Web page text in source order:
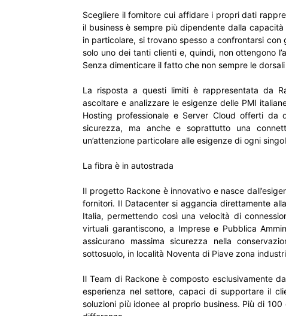
Scegliere il fornitore cui affidare i propri dati
il business è sempre più dipendente dalla
in particolare, si trovano spesso a confrontarsi
solo uno dei tanti clienti e, quindi, non ottengono
Senza dimenticare il fatto che non sempre le
La risposta a questi limiti è rappresentata da
ascoltare e analizzare le esigenze delle PMI
Hosting professionale e Server Cloud offerti da
sicurezza, ma anche e soprattutto una
un’attenzione particolare alle esigenze di ogni
La fibra è in autostrada
Il progetto Rackone è innovativo e nasce
fornitori. Il Datacenter si aggancia direttamente
Italia, permettendo così una velocità di
virtuali garantiscono, a Imprese e Pubblica
assicurano massima sicurezza nella
sottosuolo, in località Noventa di Piave zona
Il Team di Rackone è composto esclusivamente
esperienza nel settore, capaci di supportare il
soluzioni più idonee al proprio business. Più di